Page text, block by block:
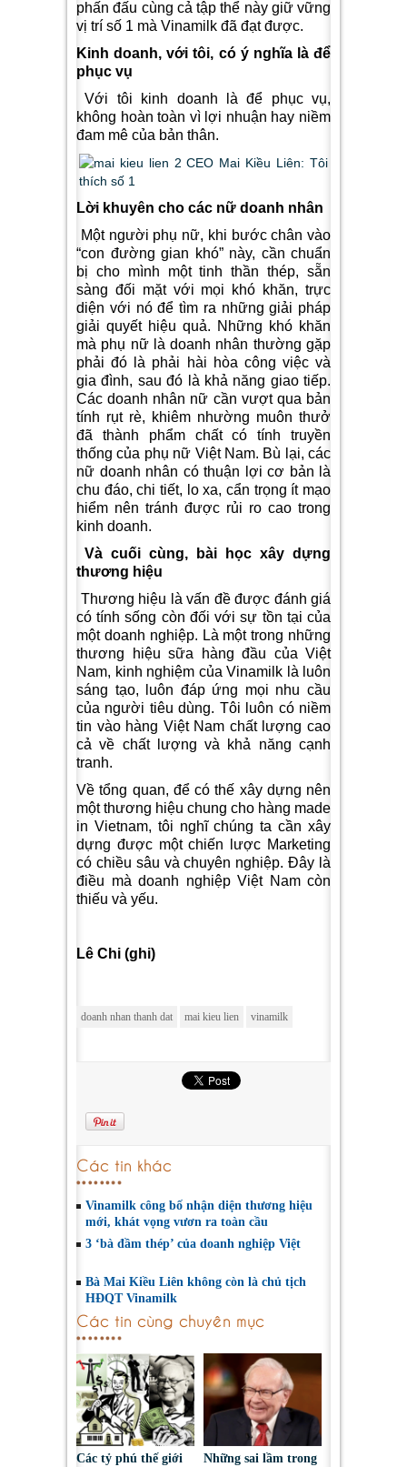
phấn đấu cùng cả tập thể này giữ vững
vị trí số 1 mà Vinamilk đã đạt được.
Kinh doanh, với tôi, có ý nghĩa là để
phục vụ
Với tôi kinh doanh là để phục vụ,
không hoàn toàn vì lợi nhuận hay niềm
đam mê của bản thân.
Lời khuyên cho các nữ doanh nhân
Một người phụ nữ, khi bước chân vào
“con đường gian khó” này, cần chuẩn
bị cho mình một tinh thần thép, sẵn
sàng đối mặt với mọi khó khăn, trực
diện với nó để tìm ra những giải pháp
giải quyết hiệu quả. Những khó khăn
mà phụ nữ là doanh nhân thường gặp
phải đó là phải hài hòa công việc và
gia đình, sau đó là khả năng giao tiếp.
Các doanh nhân nữ cần vượt qua bản
tính rụt rè, khiêm nhường muôn thưở
đã thành phẩm chất có tính truyền
thống của phụ nữ Việt Nam. Bù lại, các
nữ doanh nhân có thuận lợi cơ bản là
chu đáo, chi tiết, lo xa, cẩn trọng ít mạo
hiểm nên tránh được rủi ro cao trong
kinh doanh.
Và cuối cùng, bài học xây dựng
thương hiệu
Thương hiệu là vấn đề được đánh giá
có tính sống còn đối với sự tồn tại của
một doanh nghiệp. Là một trong những
thương hiệu sữa hàng đầu của Việt
Nam, kinh nghiệm của Vinamilk là luôn
sáng tạo, luôn đáp ứng mọi nhu cầu
của người tiêu dùng. Tôi luôn có niềm
tin vào hàng Việt Nam chất lượng cao
cả về chất lượng và khả năng cạnh
tranh.
Về tổng quan, để có thế xây dựng nên
một thương hiệu chung cho hàng made
in Vietnam, tôi nghĩ chúng ta cần xây
dựng được một chiến lược Marketing
có chiều sâu và chuyên nghiệp. Đây là
điều mà doanh nghiệp Việt Nam còn
thiếu và yếu.
Lê Chi (ghi)
doanh nhan thanh dat mai kieu lien vinamilk
Các tin khác
Vinamilk công bố nhận diện thương hiệu
mới, khát vọng vươn ra toàn cầu
3 ‘bà đầm thép’ của doanh nghiệp Việt
​Bà Mai Kiều Liên không còn là chủ tịch
HĐQT Vinamilk
Các tin cùng chuyên mục
Các tỷ phú thế giới
Những sai lầm trong